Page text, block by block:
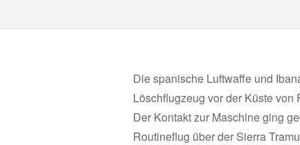
Die spanische Luftwaffe und
Löschflugzeug vor der Küste von
Der Kontakt zur Maschine ging
Routineflug über der Sierra